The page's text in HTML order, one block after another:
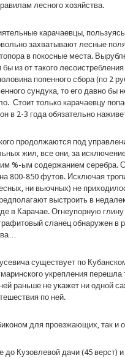
лесного хозяйства.
карачаевцы,
захватывают лесные
в покосные места.
из от такого
попенного сбора (по 2
сундука, то его давно бы
Стоит только карачаевцу
в 2-3 года обязательно
продолжаются под
жил, все они, за
%-ым содержанием серебра.
800-850 футов. Исключая
ни вьючных) не
выстроить в
в Карачае. Огнеупорную
сланец обнаружен в
существует по
укрепления
раньше не укажет ни одной
по ней.
для проезжающих, так и
Кузовлевой дачи (45 верст)